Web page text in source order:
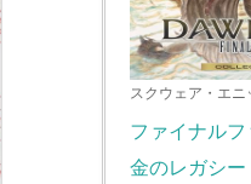
スクウェア・エニ
ファイナル
金のレガシ